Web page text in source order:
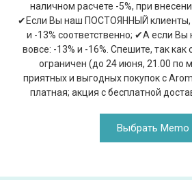
наличном расчете -5%, при
✔Если Вы наш ПОСТОЯННЫЙ клиенты,
и -13% соответственно; ✔А если Вы
вовсе: -13% и -16%. Спешите, так как
ограничен (до 24 июня, 21.00 по
приятных и выгодных покупок с
платная; акция с бесплатной
Выбрать Memo